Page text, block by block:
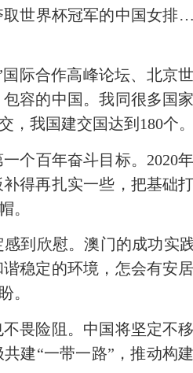
取世界杯冠军的中国女
合作高峰论坛、北京
容的中国。我同很多国
我国建交国达到180个
百年奋斗目标。2020
得再扎实一些，把基础
。
欣慰。澳门的成功实
稳定的环境，怎会有安
。
险阻。中国将坚定不
建“一带一路”，推动构